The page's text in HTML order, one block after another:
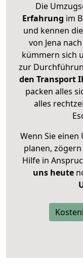
Die
Erfahrung im
und kennen
von Jena
kümmern sich
zur
den Transport
packen alles
alles
Wenn Sie einen
planen,
Hilfe in
uns heute